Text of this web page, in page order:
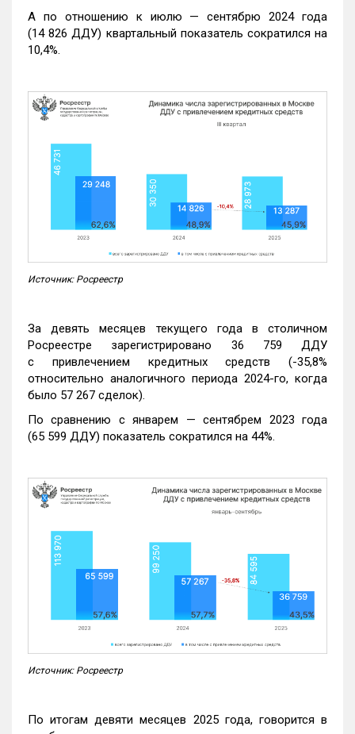
А по отношению к июлю — сентябрю 2024 года
(14 826 ДДУ) квартальный показатель сократился на
10,4%.
Источник: Росреестр
За девять месяцев текущего года в столичном
Росреестре зарегистрировано 36 759 ДДУ
с привлечением кредитных средств (-35,8%
относительно аналогичного периода 2024-го, когда
было 57 267 сделок).
По сравнению с январем — сентябрем 2023 года
(65 599 ДДУ) показатель сократился на 44%.
Источник: Росреестр
По итогам девяти месяцев 2025 года, говорится в